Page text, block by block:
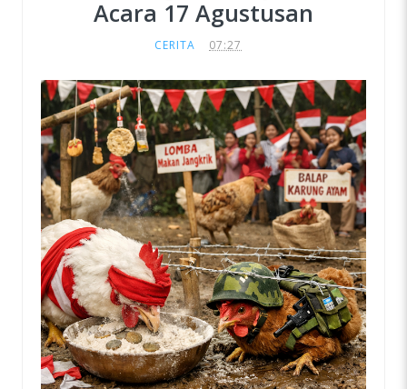
Acara 17 Agustusan
CERITA 07:27